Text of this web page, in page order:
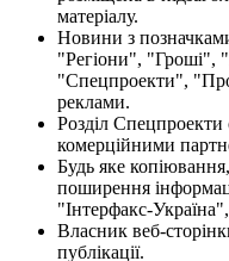
матеріалу.
Новини з
"Регіони", "Гроші",
"Спецпроекти",
реклами.
Розділ Спецпроекти
комерційними
Будь яке
поширення
"Інтерфакс-
Власник веб-
публікації.